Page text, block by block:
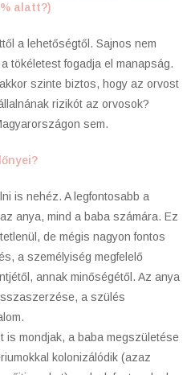
alatt?)
a lehetőségtől. Sajnos nem
tökéletest fogadja el manapság.
szinte biztos, hogy az orvost
rizikót az orvosok?
sem.
is nehéz. A legfontosabb a
anya, mind a baba számára. Ez
de mégis nagyon fontos
a személyiség megfelelő
annak minőségétől. Az anya
a szülés
is mondjak, a baba megszületése
kolonizálódik (azaz